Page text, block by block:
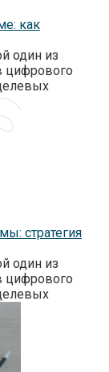
как
один из
цифрового
стратегия
один из
цифрового